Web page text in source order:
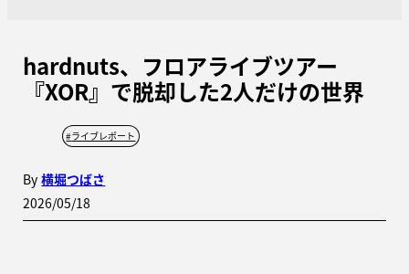
hardnuts、フロアライブツアー
『XOR』で脱却した2人だけの世界
#ライブレポート
By 横堀つばさ
2026/05/18